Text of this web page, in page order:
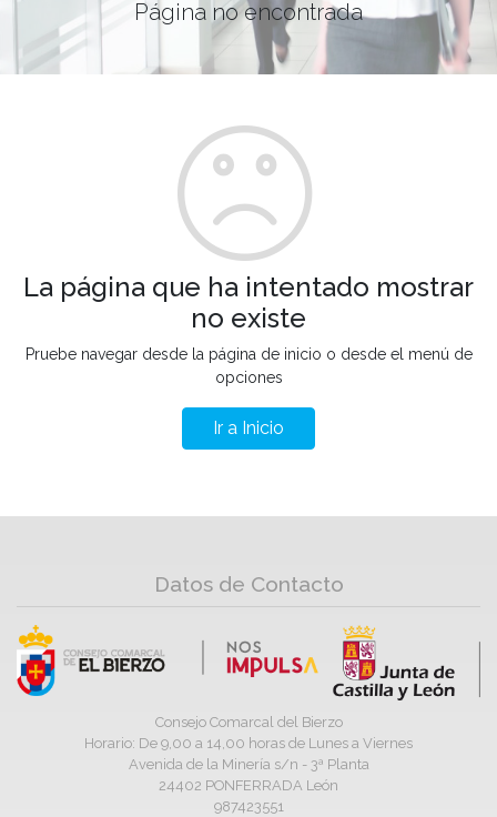
Página no encontrada
La página que ha intentado mostrar
no existe
Pruebe navegar desde la página de inicio o desde el menú de
opciones
Ir a Inicio
Datos de Contacto
Consejo Comarcal del Bierzo
Horario: De 9,00 a 14,00 horas de Lunes a Viernes
Avenida de la Minería s/n - 3ª Planta
24402 PONFERRADA León
987423551